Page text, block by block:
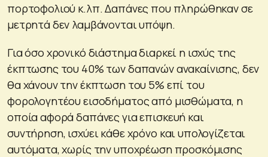
πορτοφολιού κ.λπ. Δαπάνες που πληρώθηκαν σε
μετρητά δεν λαμβάνονται υπόψη.
Για όσο χρονικό διάστημα διαρκεί η ισχύς της
έκπτωσης του 40% των δαπανών ανακαίνισης, δεν
θα χάνουν την έκπτωση του 5% επί του
φορολογητέου εισοδήματος από μισθώματα, η
οποία αφορά δαπάνες για επισκευή και
συντήρηση, ισχύει κάθε χρόνο και υπολογίζεται
αυτόματα, χωρίς την υποχρέωση προσκόμισης